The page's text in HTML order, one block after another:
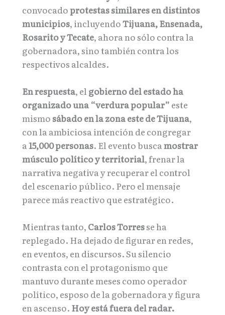
convocadoprotestas similares en distintos
municipios, incluyendoTijuana, Ensenada,
Rosarito y Tecate, ahora no sólo contra la
gobernadora, sino también contra los
respectivos alcaldes.
En respuesta, el gobierno del estado ha
organizado una “verdura popular” este
mismo sábado en la zona este de Tijuana,
con la ambiciosa intención de congregar
a15,000 personas. El evento buscamostrar
músculo político y territorial, frenar la
narrativa negativa y recuperar el control
del escenario público. Pero el mensaje
parece más reactivo que estratégico.
Mientras tanto, Carlos Torresse ha
replegado. Ha dejado de figurar en redes,
en eventos, en discursos. Su silencio
contrasta con el protagonismo que
mantuvo durante meses como operador
político, esposo de la gobernadora y figura
en ascenso. Hoy está fuera del radar.